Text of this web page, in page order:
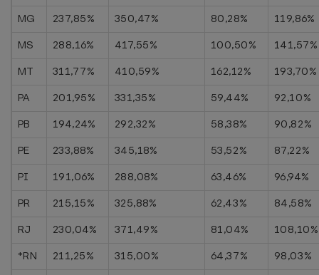
MG 237,85% 350,47% 80,28%
119,86%
MS
288,16% 417,55% 100,50%
141,57%
MT
311,77% 410,59% 162,12%
193,70%
PA
201,95% 331,35% 59,44%
92,10%
PB
194,24% 292,32% 58,38%
90,82%
PE
233,88% 345,18% 53,52%
87,22%
PI
191,06% 288,08% 63,46%
96,94%
PR
215,15% 325,88% 62,43%
84,58%
RJ
230,04% 371,49% 81,04%
108,10%
*RN
211,25% 315,00% 64,37%
98,03%